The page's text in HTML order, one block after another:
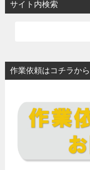
サイト内検索
作業依頼はコチラから